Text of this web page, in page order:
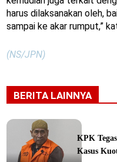
harus dilaksanakan oleh,
sampai ke akar rumput,”
(NS/JPN)
BERITA LAINNYA
KPK
Kasus